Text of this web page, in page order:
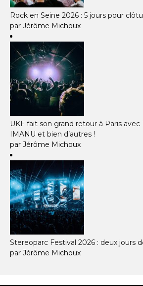
Rock en Seine 2026 : 5 jours pour
par Jérôme Michoux
UKF fait son grand retour à Paris
IMANU et bien d’autres !
par Jérôme Michoux
Stereoparc Festival 2026 : deux jours
par Jérôme Michoux